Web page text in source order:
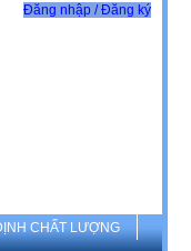
Đăng nhập / Đăng ký
CHẤT LƯỢNG